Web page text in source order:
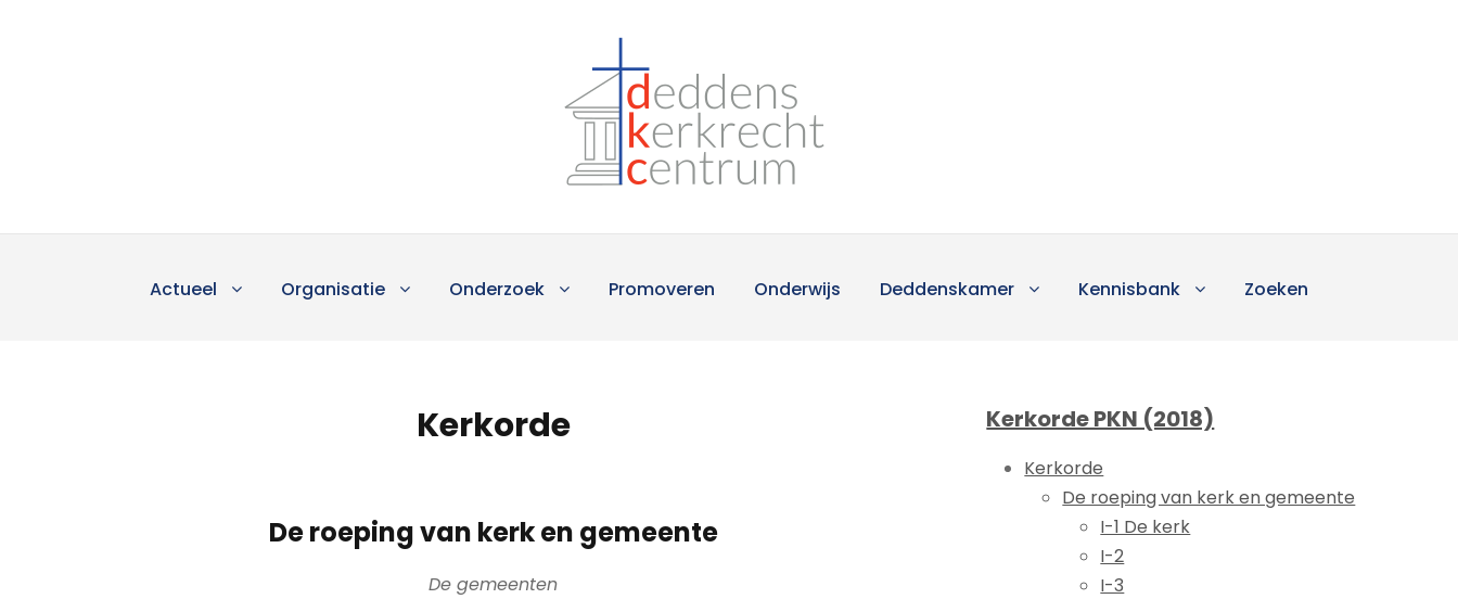
Actueel Organisatie Onderzoek Promoveren Onderwijs Deddenskamer Kennisbank Zoeken
Kerkorde
De roeping van kerk en gemeente
De gemeenten
Kerkorde PKN (2018)
Kerkorde
De roeping van kerk en gemeente
I-1 De kerk
I-2
I-3